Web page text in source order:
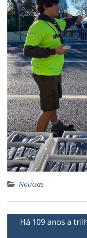
Notícias
Navegação
Há 109 anos a